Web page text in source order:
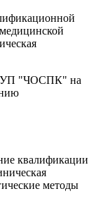
"ЧОСПК" на
квалификации
методы